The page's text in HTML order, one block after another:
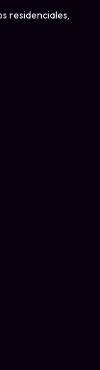
residenciales,